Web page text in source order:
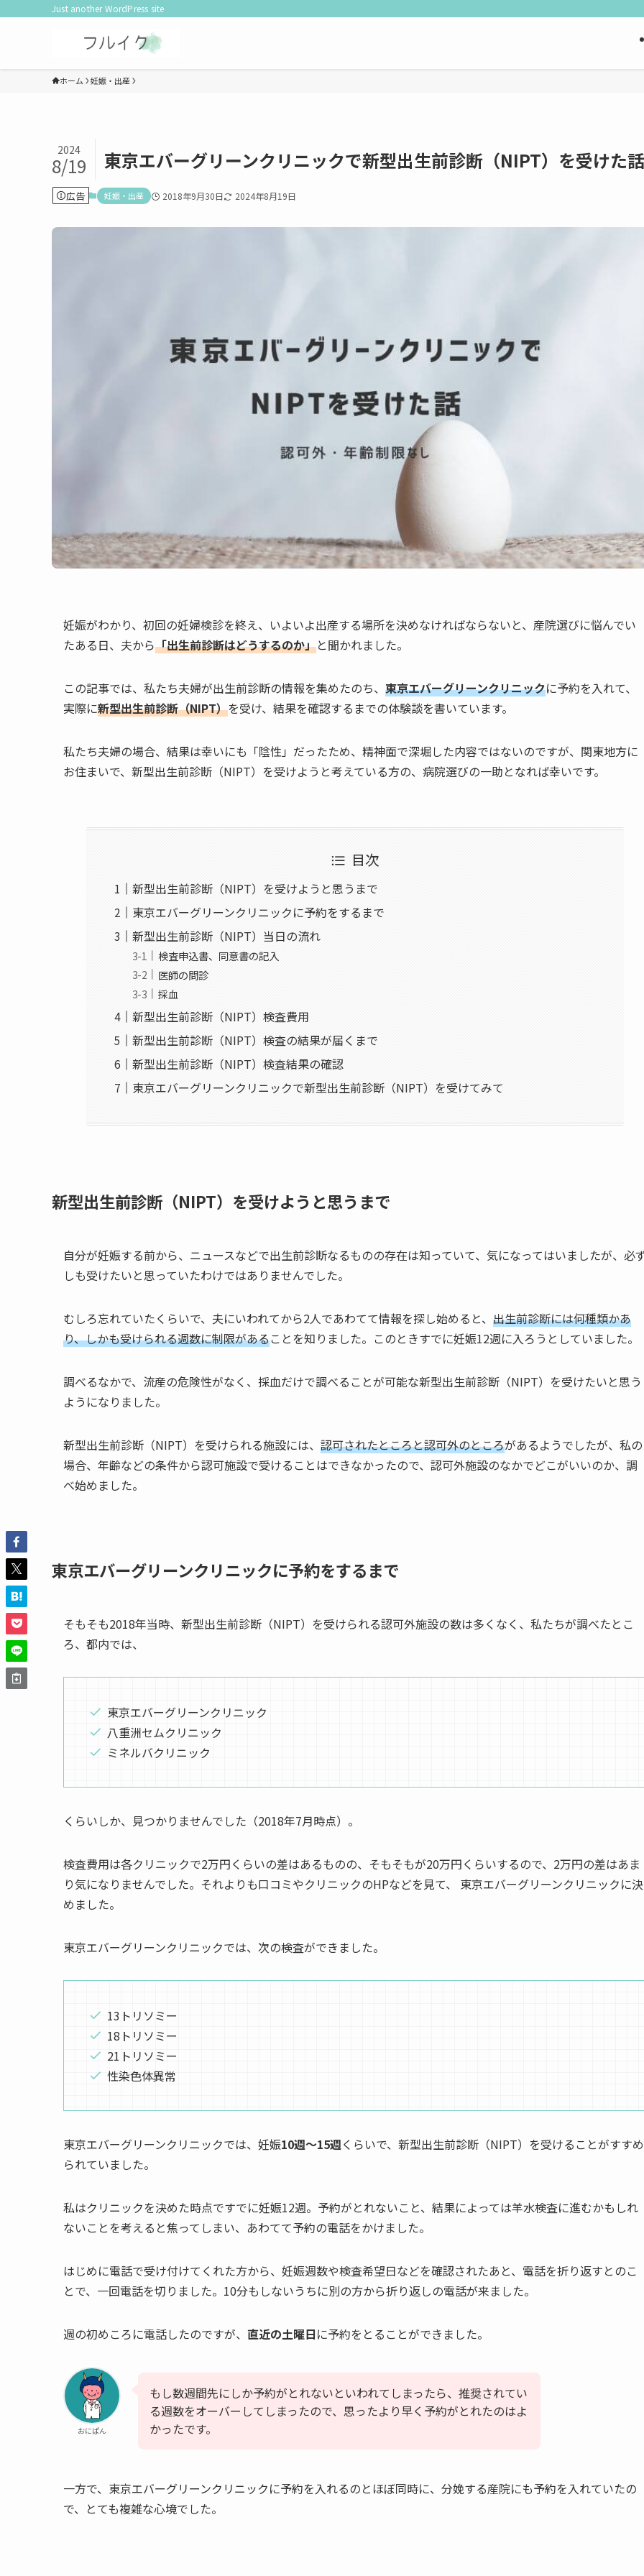
Just another WordPress site
ホーム 妊娠・出産
東京エバーグリーンクリニックで新型出生前診断（NIPT）を受けた話
2024
8/19
広告 妊娠・出産 2018年9月30日 2024年8月19日
妊娠がわかり、初回の妊婦検診を終え、いよいよ出産する場所を決めなければならないと、産院選びに悩んでい
たある日、夫から「出生前診断はどうするのか」と聞かれました。
この記事では、私たち夫婦が出生前診断の情報を集めたのち、 東京エバーグリーンクリニックに予約を入れて、
実際に新型出生前診断（NIPT）を受け、結果を確認するまでの体験談を書いています。
私たち夫婦の場合、結果は幸いにも「陰性」だったため、精神面で深堀した内容ではないのですが、関東地方に
お住まいで、新型出生前診断（NIPT）を受けようと考えている方の、病院選びの一助となれば幸いです。
目次
新型出生前診断（NIPT）を受けようと思うまで
東京エバーグリーンクリニックに予約をするまで
新型出生前診断（NIPT）当日の流れ
検査申込書、同意書の記入
医師の問診
採血
新型出生前診断（NIPT）検査費用
新型出生前診断（NIPT）検査の結果が届くまで
新型出生前診断（NIPT）検査結果の確認
東京エバーグリーンクリニックで新型出生前診断（NIPT）を受けてみて
新型出生前診断（NIPT）を受けようと思うまで
自分が妊娠する前から、ニュースなどで出生前診断なるものの存在は知っていて、気になってはいましたが、必
しも受けたいと思っていたわけではありませんでした。
むしろ忘れていたくらいで、夫にいわれてから2人であわてて情報を探し始めると、 出生前診断には何種類かあ
り、しかも受けられる週数に制限があることを知りました。このときすでに妊娠12週に入ろうとしていました。
調べるなかで、流産の危険性がなく、採血だけで調べることが可能な新型出生前診断（NIPT） を受けたいと思う
ようになりました。
新型出生前診断（NIPT）を受けられる施設には、 認可されたところと認可外のところがあるようでしたが、私の
場合、 年齢などの条件から認可施設で受けることはできなかったので、認可外施設のなかでどこがいいのか、調
べ始めました。
東京エバーグリーンクリニックに予約をするまで
そもそも2018年当時、新型出生前診断（NIPT）を受けられる認可外施設の数は多くなく、私たちが調べたとこ
ろ、都内では、
東京エバーグリーンクリニック
八重洲セムクリニック
ミネルバクリニック
くらいしか、見つかりませんでした（2018年7月時点）。
検査費用は各クリニックで2万円くらいの差はあるものの、そもそもが20万円くらいするので、2万円の差はあま
り気になりませんでした。それよりも口コミやクリニックのHPなどを見て、 東京エバーグリーンクリニックに決
めました。
東京エバーグリーンクリニックでは、次の検査ができました。
13トリソミー
18トリソミー
21トリソミー
性染色体異常
東京エバーグリーンクリニックでは、妊娠10週～15週くらいで、新型出生前診断（NIPT）を受けることがすすめ
られていました。
私はクリニックを決めた時点ですでに妊娠12週。予約がとれないこと、結果によっては羊水検査に進むかもしれ
ないことを考えると焦ってしまい、あわてて予約の電話をかけました。
はじめに電話で受け付けてくれた方から、妊娠週数や検査希望日などを確認されたあと、電話を折り返すとのこ
とで、一回電話を切りました。10分もしないうちに別の方から折り返しの電話が来ました。
週の初めころに電話したのですが、 直近の土曜日に予約をとることができました。
おにぱん
もし数週間先にしか予約がとれないといわれてしまったら、推奨されてい
る週数をオーバーしてしまったので、思ったより早く予約がとれたのはよ
かったです。
一方で、東京エバーグリーンクリニックに予約を入れるのとほぼ同時に、分娩する産院にも予約を入れていたの
で、とても複雑な心境でした。